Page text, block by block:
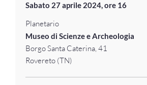
Sabato 27 aprile 2024, ore 16
Planetario
Museo di Scienze e Archeologia
Borgo Santa Caterina, 41
Rovereto (TN)